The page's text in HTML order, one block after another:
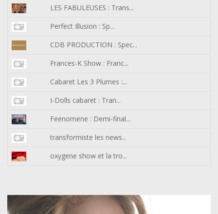
LES FABULEUSES : Trans...
Perfect Illusion : Sp...
CDB PRODUCTION : Spec...
Frances-K Show : Franc...
Cabaret Les 3 Plumes :...
I-Dolls cabaret : Tran...
Feenomene : Demi-final...
transformiste les news...
oxygene show et la tro...